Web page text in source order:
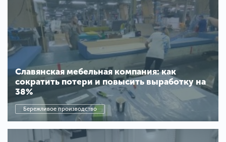
Славянская мебельная компания: как
сократить потери и повысить выработку на
38%
Бережливое производство